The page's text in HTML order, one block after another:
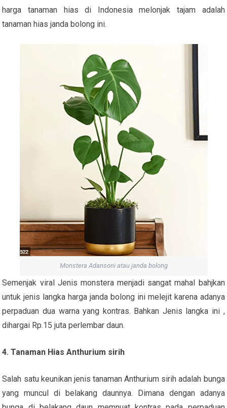
harga tanaman hias di Indonesia melonjak tajam adalah
tanaman hias janda bolong ini.
Monstera Adansoni atau janda bolong
Semenjak viral Jenis monstera menjadi sangat mahal bahjkan
untuk jenis langka harga janda bolong ini melejit karena adanya
perpaduan dua warna yang kontras. Bahkan Jenis langka ini ,
dihargai Rp.15 juta perlembar daun.
4. Tanaman Hias Anthurium sirih
Salah satu keunikan jenis tanaman Anthurium sirih adalah bunga
yang muncul di belakang daunnya. Dimana dengan adanya